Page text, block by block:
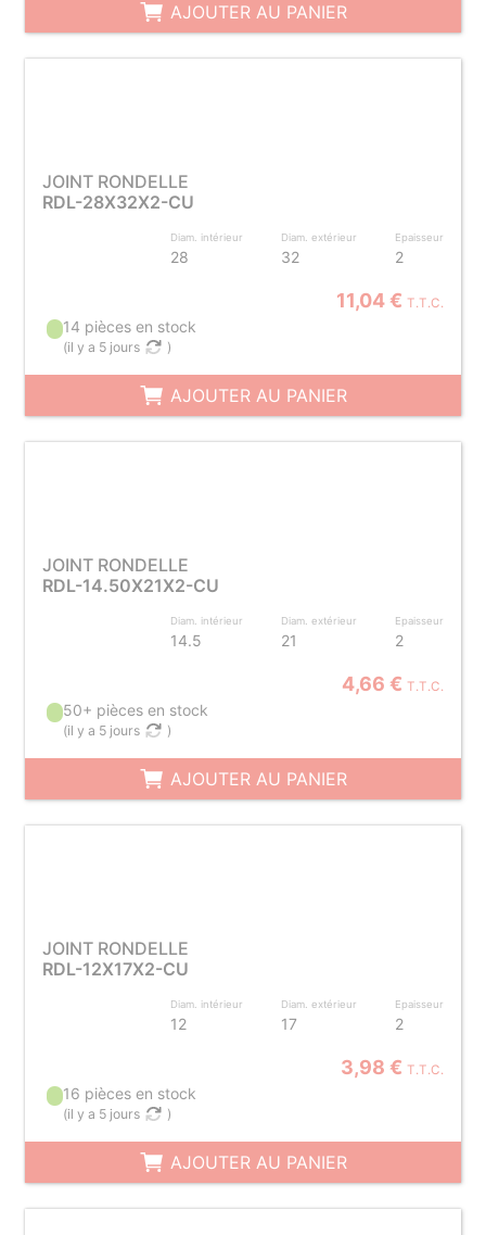
AJOUTER AU PANIER
JOINT RONDELLE
RDL-28X32X2-CU
Diam. intérieur
28
Diam. extérieur
32
Epaisseur
2
11,04 € T.T.C.
14 pièces en stock
(il y a 5 jours )
AJOUTER AU PANIER
JOINT RONDELLE
RDL-14.50X21X2-CU
Diam. intérieur
14.5
Diam. extérieur
21
Epaisseur
2
4,66 € T.T.C.
50+ pièces en stock
(il y a 5 jours )
AJOUTER AU PANIER
JOINT RONDELLE
RDL-12X17X2-CU
Diam. intérieur
12
Diam. extérieur
17
Epaisseur
2
3,98 € T.T.C.
16 pièces en stock
(il y a 5 jours )
AJOUTER AU PANIER